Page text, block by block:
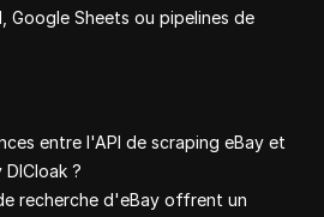
Google Sheets ou pipelines de
entre l'API de scraping eBay et
?
recherche d'eBay offrent un